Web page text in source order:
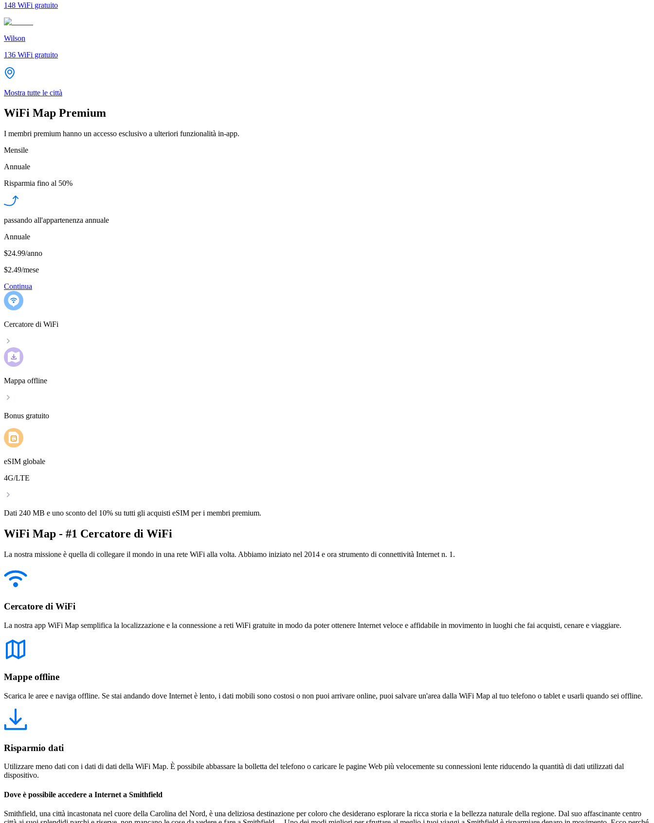
148 WiFi gratuito
Wilson
136 WiFi gratuito
Mostra tutte le città
WiFi Map Premium
I membri premium hanno un accesso esclusivo a ulteriori funzionalità in-app.
Mensile
Annuale
Risparmia fino al 50%
passando all'appartenenza annuale
Annuale
$24.99/anno
$2.49/mese
Continua
Cercatore di WiFi
Mappa offline
Bonus gratuito
eSIM globale
4G/LTE
Dati 240 MB e uno sconto del 10% su tutti gli acquisti eSIM per i membri premium.
WiFi Map - #1 Cercatore di WiFi
La nostra missione è quella di collegare il mondo in una rete WiFi alla volta. Abbiamo iniziato nel 2014 e ora strumento di connettività Internet n. 1.
Cercatore di WiFi
La nostra app WiFi Map semplifica la localizzazione e la connessione a reti WiFi gratuite in modo da poter ottenere Internet veloce e affidabile in movimento in luoghi che fai acquisti, cenare e viaggiare.
Mappe offline
Scarica le aree e naviga offline. Se stai andando dove Internet è lento, i dati mobili sono costosi o non puoi arrivare online, puoi salvare un'area dalla WiFi Map al tuo telefono o tablet e usarli quando sei offline.
Risparmio dati
Utilizzare meno dati con i dati di dati della WiFi Map. È possibile abbassare la bolletta del telefono o caricare le pagine Web più velocemente su connessioni lente riducendo la quantità di dati utilizzati dal
dispositivo.
Dove è possibile accedere a Internet a Smithfield
Smithfield, una città incastonata nel cuore della Carolina del Nord, è una deliziosa destinazione per coloro che desiderano esplorare la ricca storia e la bellezza naturale della regione. Dal suo affascinante centro